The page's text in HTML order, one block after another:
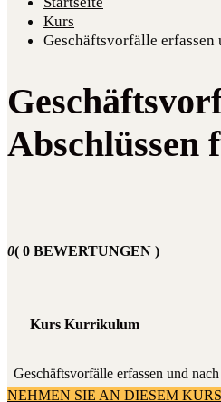
Kurs
Geschäftsvorfälle
Abschlüssen
0( 0 BEWERTUNGEN )
Kurs Kurrikulum
Geschäfts­vor­fäl­le erfas­sen und
NEHMEN SIE AN DIESEM